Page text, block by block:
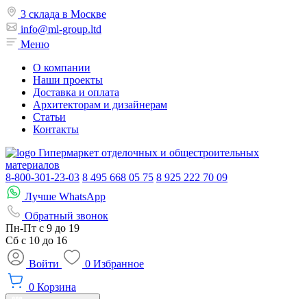
3 склада в Москве
info@ml-group.ltd
Меню
О компании
Наши проекты
Доставка и оплата
Архитекторам и дизайнерам
Статьи
Контакты
Гипермаркет отделочных и общестроительных
материалов
8-800-301-23-03 8 495 668 05 75 8 925 222 70 09
Лучше WhatsApp
Обратный звонок
Пн-Пт с 9 до 19
Сб с 10 до 16
Войти
0 Избранное
0 Корзина